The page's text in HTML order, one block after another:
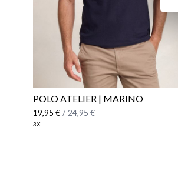
POLO ATELIER | MARINO
19,95 € / 24,95 €
3XL